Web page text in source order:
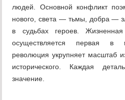
людей. Основной конфликт
нового, света — тьмы, добра —
в судьбах героев.
осуществляется первая в
революция укрупняет масштаб
исторического. Каждая
значение.